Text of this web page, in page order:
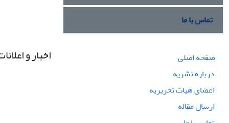
تماس با ما
صفحه اصلی
درباره نشریه
اعضای هیات تحریریه
ارسال مقاله
اخبار و